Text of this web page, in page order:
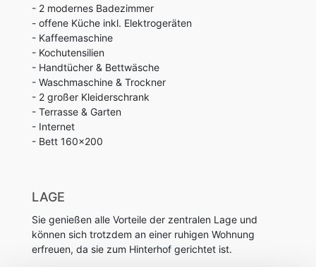
- 2 modernes Badezimmer
- offene Küche inkl. Elektrogeräten
- Kaffeemaschine
- Kochutensilien
- Handtücher & Bettwäsche
- Waschmaschine & Trockner
- 2 großer Kleiderschrank
- Terrasse & Garten
- Internet
- Bett 160x200
LAGE
Sie genießen alle Vorteile der zentralen Lage und
können sich trotzdem an einer ruhigen Wohnung
erfreuen, da sie zum Hinterhof gerichtet ist.